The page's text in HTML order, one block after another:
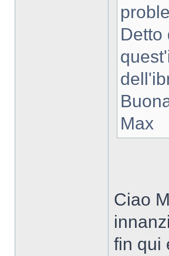
Detto
Max
Ciao
fin qui